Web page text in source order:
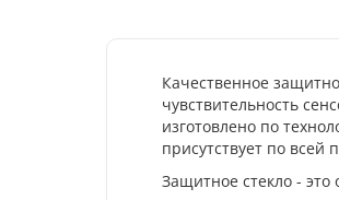
Качественное
чувствительность
изготовлено по
присутствует по всей
Защитное стекло -